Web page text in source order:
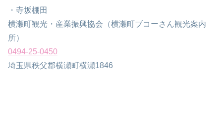
・寺坂棚田
横瀬町観光・産業振興協会（横瀬町ブコーさん観光案内
所）
0494-25-0450
埼玉県秩父郡横瀬町横瀬1846